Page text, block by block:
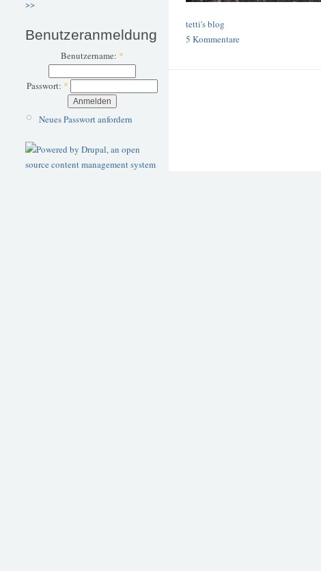
>>
Benutzeranmeldung
Benutzername: *
Passwort: *
Neues Passwort anfordern
tetti's blog
5 Kommentare